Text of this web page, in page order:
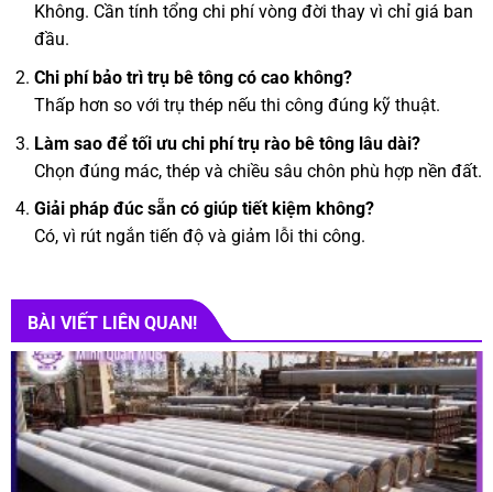
Không. Cần tính tổng chi phí vòng đời thay vì chỉ giá ban
đầu.
Chi phí bảo trì trụ bê tông có cao không?
Thấp hơn so với trụ thép nếu thi công đúng kỹ thuật.
Làm sao để tối ưu chi phí trụ rào bê tông lâu dài?
Chọn đúng mác, thép và chiều sâu chôn phù hợp nền đất.
Giải pháp đúc sẵn có giúp tiết kiệm không?
Có, vì rút ngắn tiến độ và giảm lỗi thi công.
BÀI VIẾT LIÊN QUAN!